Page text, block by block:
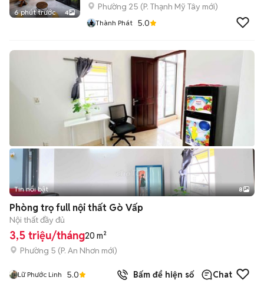
6 phút trước 4
Phường 25 (P. Thạnh Mỹ Tây mới)
Thành Phát 5.0
+2
Tin nổi bật 8
Phòng trọ full nội thất Gò Vấp
Nội thất đầy đủ
3,5 triệu/tháng20 m²
Phường 5 (P. An Nhơn mới)
Lữ Phước Linh 5.0 Bấm để hiện số Chat